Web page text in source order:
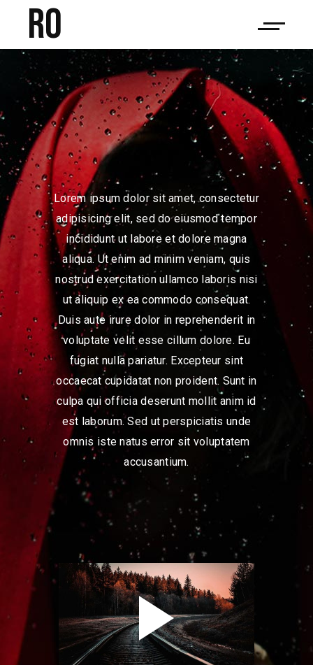
RO
Lorem ipsum dolor sit amet, consectetur
adipisicing elit, sed do eiusmod tempor
incididunt ut labore et dolore magna
aliqua. Ut enim ad minim veniam, quis
nostrud exercitation ullamco laboris nisi
ut aliquip ex ea commodo consequat.
Duis aute irure dolor in reprehenderit in
voluptate velit esse cillum dolore. Eu
fugiat nulla pariatur. Excepteur sint
occaecat cupidatat non proident. Sunt in
culpa qui officia deserunt mollit anim id
est laborum. Sed ut perspiciatis unde
omnis iste natus error sit voluptatem
accusantium.